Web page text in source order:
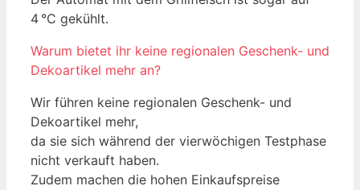
4 °C gekühlt.
Warum bietet ihr keine regionalen Geschenk- und
Dekoartikel mehr an?
Wir führen keine regionalen Geschenk- und
Dekoartikel mehr,
da sie sich während der vierwöchigen Testphase
nicht verkauft haben.
Zudem machen die hohen Einkaufspreise